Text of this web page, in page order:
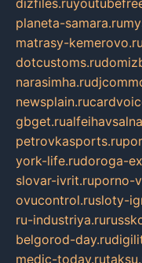
dizfiles.ru
planeta-samara.ru
matrasy-kemerovo.ru
dotcustoms.ru
narasimha.ru
newsplain.ru
gbget.ru
petrovkasports.ru
york-life.rudoroga-
slovar-ivrit.ruporno-
ovucontrol.rusloty-
ru-industriya.ru
belgorod-day.ru
medic-today.ru